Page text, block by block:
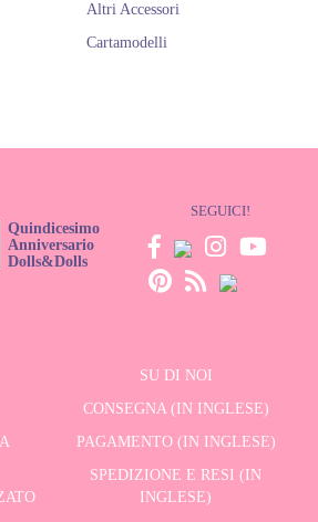
Altri Accessori
Cartamodelli
Quindicesimo
Anniversario
Dolls&Dolls
SEGUICI!
SU DI NOI
CONSEGNA (IN INGLESE)
PAGAMENTO (IN INGLESE)
SPEDIZIONE E RESI (IN
INGLESE)